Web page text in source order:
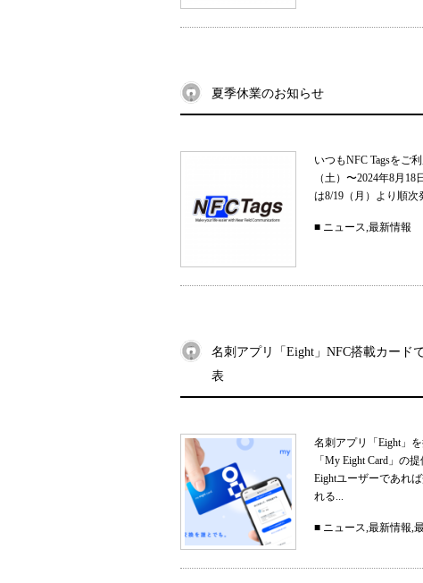
夏季休業のお知らせ
いつもNFC Tagsをご
（土）〜2024年8月
は8/19（月）より
■ ニュース,最新情報
名刺アプリ「Eight」NFC搭載カード
表
名刺アプリ「Eight」
「My Eight Card」
Eightユーザーであれ
れる...
■ ニュース,最新情報,